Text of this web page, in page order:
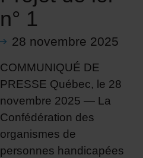
n° 1
28 novembre 2025
COMMUNIQUÉ DE
PRESSE Québec, le 28
novembre 2025 — La
Confédération des
organismes de
personnes handicapées